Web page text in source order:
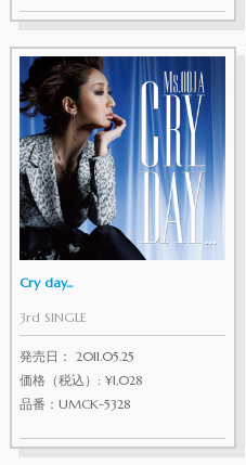
Cry day...
3rd SINGLE
発売日： 2011.05.25
価格（税込）: ¥1,028
品番：UMCK-5328